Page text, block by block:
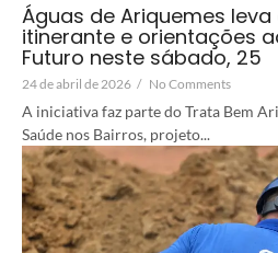
Águas de Ariquemes
itinerante e orientações
Futuro neste sábado, 25
24 de abril de 2026 / No Comments
A iniciativa faz parte do Trata Bem
Saúde nos Bairros, projeto...